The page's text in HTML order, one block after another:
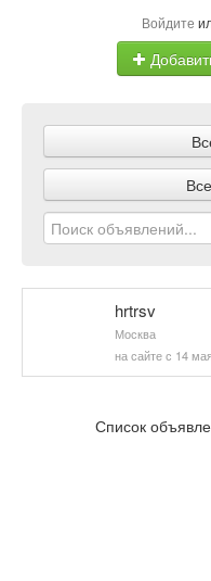
Войдите
hrtrsv
Москва
на сайте с 14
Список